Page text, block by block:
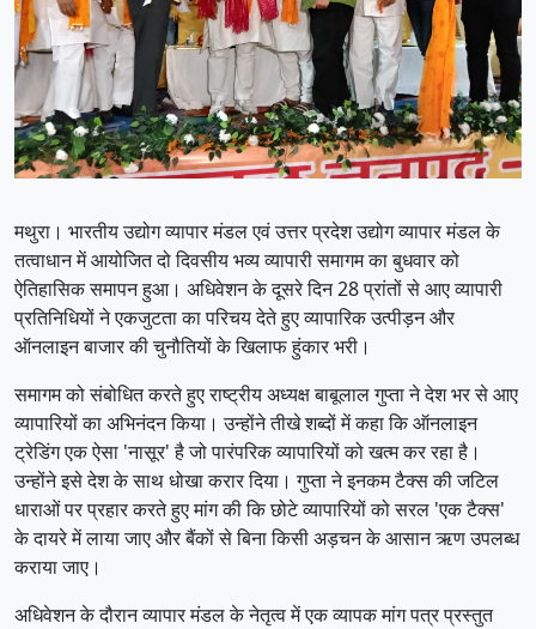
​मथुरा। भारतीय उद्योग व्यापार मंडल एवं उत्तर प्रदेश उद्योग व्यापार मंडल के
तत्वाधान में आयोजित दो दिवसीय भव्य व्यापारी समागम का बुधवार को
ऐतिहासिक समापन हुआ। अधिवेशन के दूसरे दिन 28 प्रांतों से आए व्यापारी
प्रतिनिधियों ने एकजुटता का परिचय देते हुए व्यापारिक उत्पीड़न और
ऑनलाइन बाजार की चुनौतियों के खिलाफ हुंकार भरी।
समागम को संबोधित करते हुए राष्ट्रीय अध्यक्ष बाबूलाल गुप्ता ने देश भर से आए
व्यापारियों का अभिनंदन किया। उन्होंने तीखे शब्दों में कहा कि ऑनलाइन
ट्रेडिंग एक ऐसा 'नासूर' है जो पारंपरिक व्यापारियों को खत्म कर रहा है।
उन्होंने इसे देश के साथ धोखा करार दिया। गुप्ता ने इनकम टैक्स की जटिल
धाराओं पर प्रहार करते हुए मांग की कि छोटे व्यापारियों को सरल 'एक टैक्स'
के दायरे में लाया जाए और बैंकों से बिना किसी अड़चन के आसान ऋण उपलब्ध
कराया जाए।
अधिवेशन के दौरान व्यापार मंडल के नेतृत्व में एक व्यापक मांग पत्र प्रस्तुत